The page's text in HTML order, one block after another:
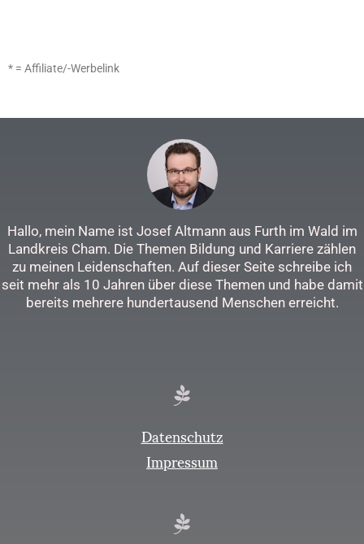
* = Affiliate/-Werbelink
Hallo, mein Name ist Josef Altmann aus Furth im Wald im
Landkreis Cham. Die Themen Bildung und Karriere zählen
zu meinen Leidenschaften. Auf dieser Seite schreibe ich
seit mehr als 10 Jahren über diese Themen und habe damit
bereits mehrere hundertausend Menschen erreicht.
Datenschutz
Impressum